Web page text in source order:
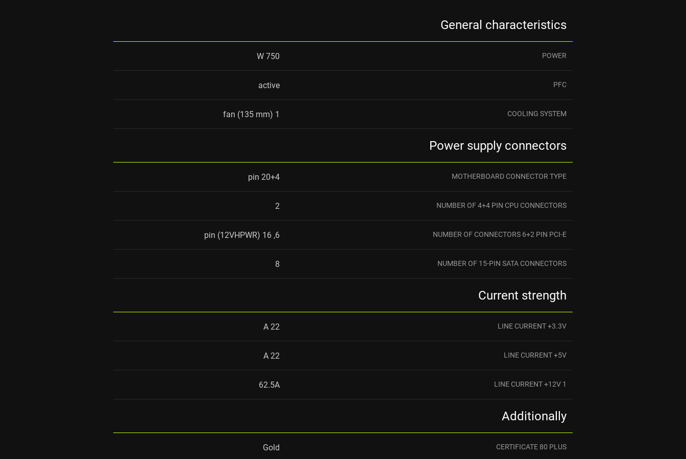
General characteristics
POWER
750 W
PFC
active
COOLING SYSTEM
1 fan (135 mm)
Power supply connectors
MOTHERBOARD CONNECTOR TYPE
20+4 pin
NUMBER OF 4+4 PIN CPU CONNECTORS
2
NUMBER OF CONNECTORS 6+2 PIN PCI-E
6, 16 pin (12VHPWR)
NUMBER OF 15-PIN SATA CONNECTORS
8
Current strength
LINE CURRENT +3.3V
22 А
LINE CURRENT +5V
22 А
LINE CURRENT +12V 1
62.5A
Additionally
CERTIFICATE 80 PLUS
Gold